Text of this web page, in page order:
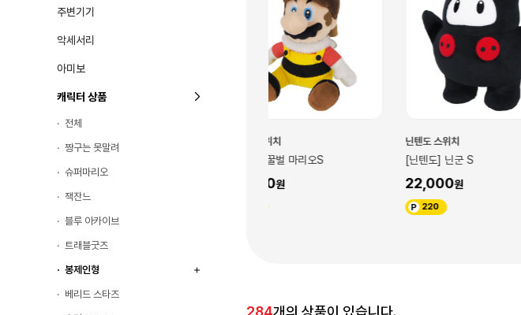
주변기기
악세서리
아미보
캐릭터 상품
전체
짱구는 못말려
슈퍼마리오
잭잔느
블루 아카이브
트래블굿즈
봉제인형
베리드 스타즈
닌텐도 스위치
[닌텐도] 닌군 S
22,000
[닌텐도] 치코 S
22,000
284개의 상품이 있습니다.